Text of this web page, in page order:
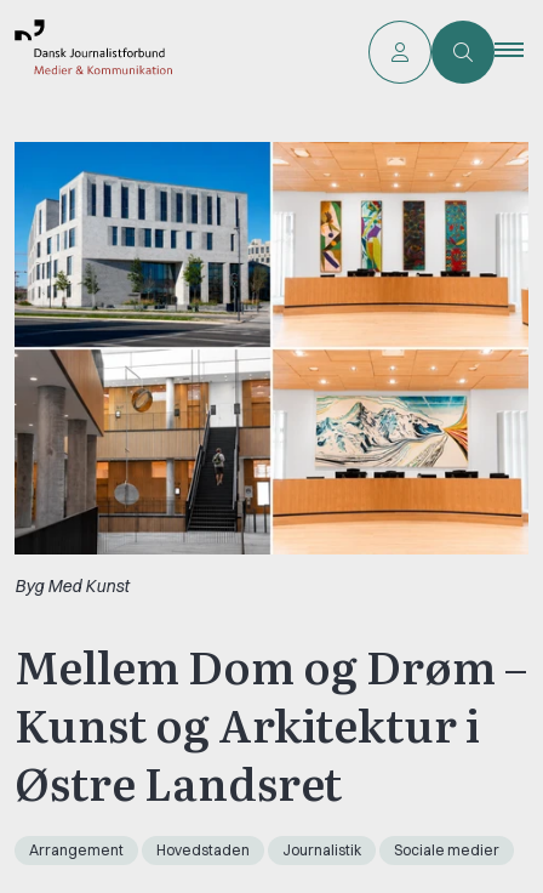
Byg Med Kunst
Mellem Dom og Drøm –
Kunst og Arkitektur i
Østre Landsret
Arrangement Hovedstaden Journalistik Sociale medier